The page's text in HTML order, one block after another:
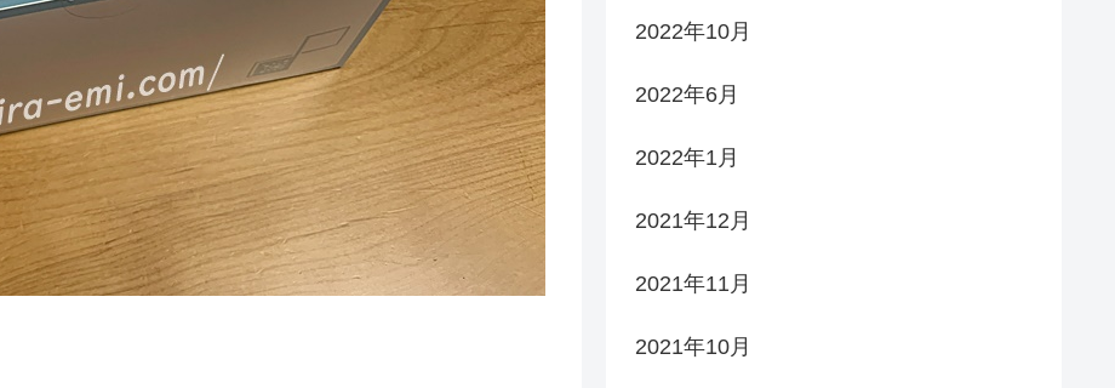
2022年10月
2022年6月
2022年1月
2021年12月
2021年11月
2021年10月